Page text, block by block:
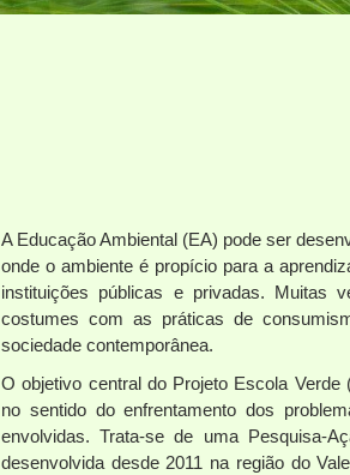
A Educação Ambiental (EA) pode ser
onde o ambiente é propício para a
instituições públicas e privadas. Muitas
costumes com as práticas de
sociedade contemporânea.
O objetivo central do Projeto Escola
no sentido do enfrentamento dos
envolvidas. Trata-se de uma Pesquisa-
desenvolvida desde 2011 na região do